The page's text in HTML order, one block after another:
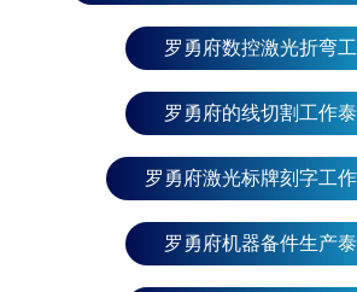
罗勇府数控激光折弯
罗勇府的线切割工作
罗勇府激光标牌刻字工
罗勇府机器备件生产